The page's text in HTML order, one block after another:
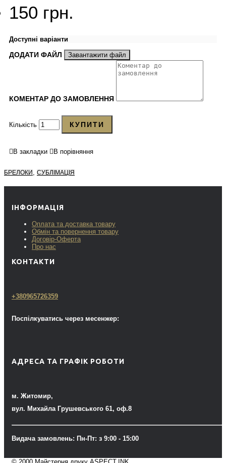
150 грн.
Доступні варіанти
ДОДАТИ ФАЙЛ Завантажити файл
КОМЕНТАР ДО ЗАМОВЛЕННЯ
Кількість КУПИТИ
В закладки В порівняння
БРЕЛОКИ , СУБЛІМАЦІЯ
ІНФОРМАЦІЯ
Оплата та доставка товару
Обмін та повернення товару
Договір-Оферта
Про нас
КОНТАКТИ
+380965726359
Поспілкуватись через месенжер:
АДРЕСА ТА ГРАФІК РОБОТИ
м. Житомир,
вул. Михайла Грушевського 61, оф.8
Видача замовлень: Пн-Пт: з 9:00 - 15:00